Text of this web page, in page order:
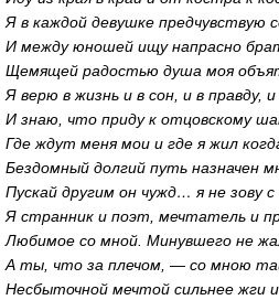
Я в каждой девушке предчувствую
И между юношей ищу напрасно
Щемящей радостью душа моя
Я верю в жизнь и в сон, и в правду, и
И знаю, что приду к отцовскому
Где ждут меня мои и где я жил
Бездомный долгий путь назначен
Пускай другим он чужд… я не зову
Я странник и поэт, мечтатель и
Любимое со мной. Минувшего не
А ты, что за плечом, — со мною
Несбыточной мечтой сильнее жги